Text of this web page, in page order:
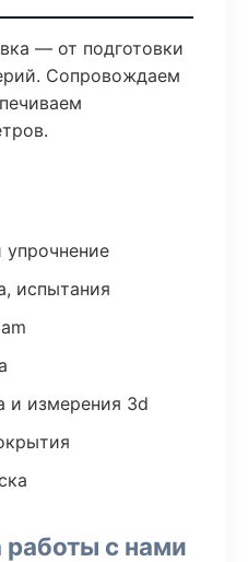
— от подготовки
Сопровождаем
упрочнение
испытания
и измерения 3d
с нами